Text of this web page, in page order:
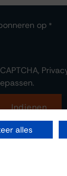
op *
Indienen
alles